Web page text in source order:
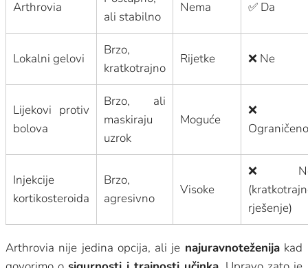
Arthrovia
ali stabilno
Nema ✅ Da
Lokalni gelovi
Brzo,
kratkotrajno
Rijetke ❌ Ne
Lijekovi protiv
bolova
Brzo, ali
maskiraju
uzrok
Moguće
❌
Ograničeno
Injekcije
kortikosteroida
Brzo,
agresivno
Visoke
❌
rješenje)
Arthrovia nije jedina opcija, ali je najuravnoteženijakad